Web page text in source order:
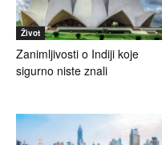
Život
Zanimljivosti o Indiji koje
sigurno niste znali